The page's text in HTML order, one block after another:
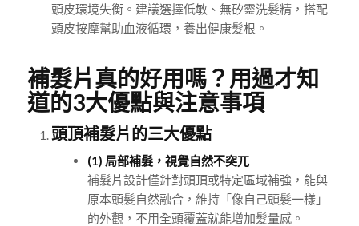
頭皮環境失衡。建議選擇低敏、無矽靈洗髮精，搭配
頭皮按摩幫助血液循環，養出健康髮根。
補髮片真的好用嗎？用過才知
道的3大優點與注意事項
頭頂補髮片的三大優點
(1) 局部補髮，視覺自然不突兀
補髮片設計僅針對頭頂或特定區域補強，能與
原本頭髮自然融合，維持「像自己頭髮一樣」
的外觀，不用全頭覆蓋就能增加髮量感。